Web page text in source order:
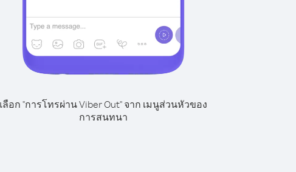
เลือก "การโทรผ่าน Viber Out" จาก เมนูส่วนหัวของ
การสนทนา